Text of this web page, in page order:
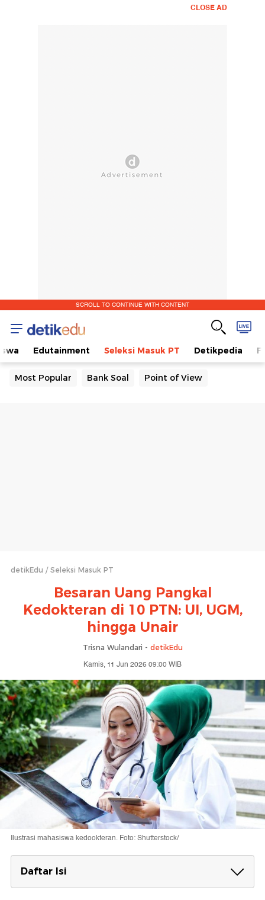
CLOSE AD
SCROLL TO CONTINUE WITH CONTENT
Edutainment Seleksi Masuk PT Detikpedia
Most Popular Bank Soal Point of View
detikEdu Seleksi Masuk PT
Besaran Uang Pangkal
Kedokteran di 10 PTN: UI, UGM,
hingga Unair
Trisna Wulandari - detikEdu
Kamis, 11 Jun 2026 09:00 WIB
Ilustrasi mahasiswa kedookteran. Foto: Shutterstock/
Daftar Isi
Aturan Uang Pangkal di PTN